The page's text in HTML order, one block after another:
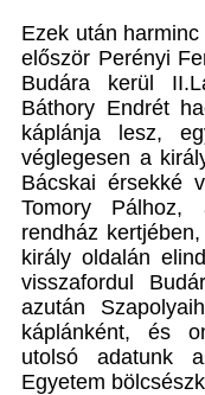
Ezek után
először Perényi
Budára kerül
Báthory Endrét
káplánja lesz,
véglegesen a
Bácskai érsekké
Tomory Pálhoz,
rendház
király oldalán
visszafordul
azután
káplánként, és
utolsó adatunk
Egyetem